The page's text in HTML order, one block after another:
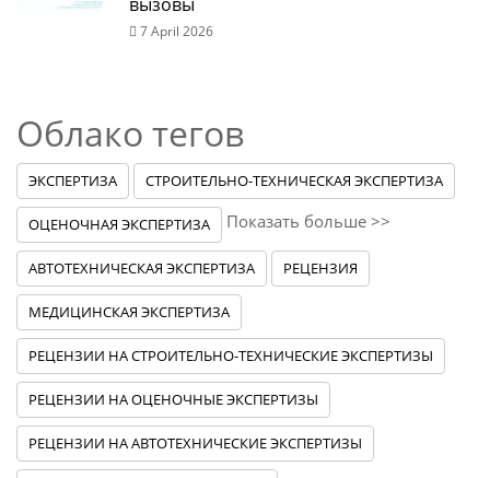
7 April 2026
Облако тегов
ЭКСПЕРТИЗА СТРОИТЕЛЬНО-ТЕХНИЧЕСКАЯ ЭКСПЕРТИЗА
ОЦЕНОЧНАЯ ЭКСПЕРТИЗА
АВТОТЕХНИЧЕСКАЯ ЭКСПЕРТИЗА РЕЦЕНЗИЯ
МЕДИЦИНСКАЯ ЭКСПЕРТИЗА
РЕЦЕНЗИИ НА СТРОИТЕЛЬНО-ТЕХНИЧЕСКИЕ ЭКСПЕРТИЗЫ
РЕЦЕНЗИИ НА ОЦЕНОЧНЫЕ ЭКСПЕРТИЗЫ
РЕЦЕНЗИИ НА АВТОТЕХНИЧЕСКИЕ ЭКСПЕРТИЗЫ
Показать больше >>